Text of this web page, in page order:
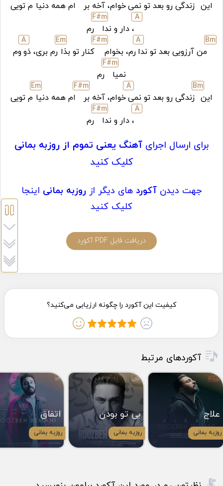
این زندگی رو بعد تو نمیخوام، آخه بر ام همه دنیا م تویی
A
، دار و ندا
F#m
رم
Bm
من آرزویی بعد تو ندا
A
رم، بخوام
F#m
کنار تو بذا
Em
رم بری، دَو
A
وم
نمیا
F#m
رم
این
Bm
زندگی رو بعد تو نمی
A
خوام، آخه بر
F#m
ام همه دنیا
Em
م تویی
A
، دار و ندا
F#m
رم
برای ارسال اجرای آهنگ یعنی تموم از روزبه بمانی
کلیک کنید
جهت دیدن آکورد های دیگر از روزبه بمانی اینجا
کلیک کنید
دریافت فایل PDF آکورد
آکوردهای مرتبط
علاج
روزبه بمانی
بی تو بودن
روزبه بمانی
اتفاق
روزبه بمانی